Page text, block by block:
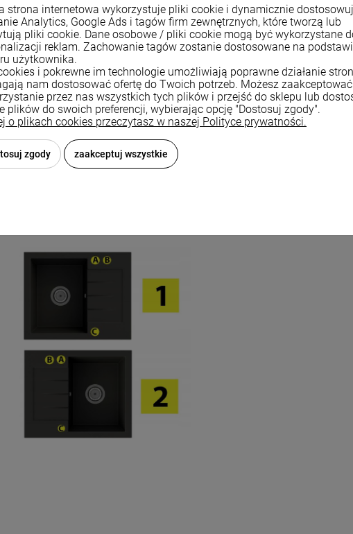
30 lat
nawiercenie otworów
nawiercenia otworów. Miejsca, w
strona internetowa wykorzystuje pliki cookie i dynamicznie
Analytics, Google Ads i tagów firm zewnętrznych, które tworzą lub
pliki cookie. Dane osobowe / pliki cookie mogą być wykorzystane
reklam. Zachowanie tagów zostanie dostosowane na
użytkownika.
i pokrewne im technologie umożliwiają poprawne działanie
nam dostosować ofertę do Twoich potrzeb. Możesz zaakceptować
przez nas wszystkich tych plików i przejść do sklepu lub
plików do swoich preferencji, wybierając opcję "Dostosuj zgody".
o plikach cookies przeczytasz w naszej Polityce prywatności.
zgody zaakceptuj wszystkie